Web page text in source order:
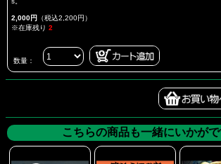
2,000円 （税込2,200円）
※在庫残り 2
数量：
こちらの商品も一緒にいかがで